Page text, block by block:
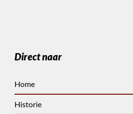
Direct naar
Home
Historie